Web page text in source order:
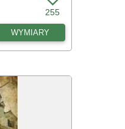
255
WYMIARY